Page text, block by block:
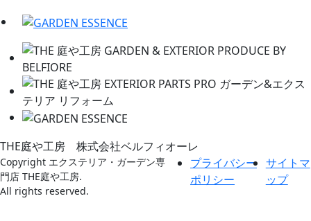
THE庭や工房 株式会社ベルフィオーレ
Copyright エクステリア・ガーデン専
門店 THE庭や工房.
All rights reserved.
プライバシー
ポリシー
サイトマ
ップ